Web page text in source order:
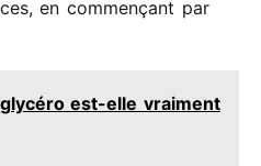
en commençant par
est-elle vraiment